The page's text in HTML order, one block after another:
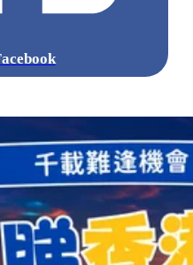
葵芳好去處葵芳 / 青衣葵